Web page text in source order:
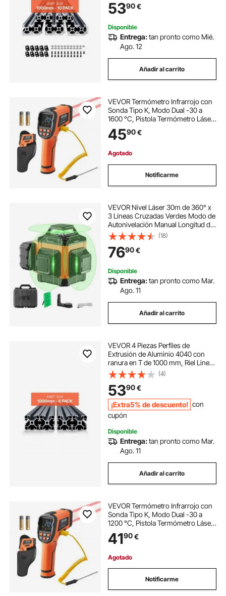
Grabado Láser, Color Negro
5390€
Disponible
Entrega:tan pronto como Mié.
Ago. 12
Añadir al carrito
VEVOR Termómetro Infrarrojo con
Sonda Tipo K, Modo Dual -30 a
1600 °C, Pistola Termómetro Láser
Digital 50:1 con Emisividad de 0,10 a
1,0 para Cocina Industria
Humano)
4590€
Agotado
Notificarme
VEVOR Nivel Láser 30m de 360° x
3 Líneas Cruzadas Verdes Modo de
Autonivelación Manual Longitud de
Onda del Láser 520±10 nm
Precisión de 0,28cm a 10m
Funcionamiento Continuo 8h con
Soporte de Batería
(18)
7690€
Disponible
Entrega:tan pronto como Mar.
Ago. 11
Añadir al carrito
VEVOR 4 Piezas Perfiles de
Extrusión de Aluminio 4040 con
ranura en T de 1000 mm, Riel Lineal
Anodizado de Alta Resistencia para
Impresora 3D, Máquina CNC (DIY),
Grabado Láser, Color Negro
(4)
5390€
¡Extra5% de descuento! con
cupón
Disponible
Entrega:tan pronto como Mar.
Ago. 11
Añadir al carrito
VEVOR Termómetro Infrarrojo con
Sonda Tipo K, Modo Dual -30 a
1200 °C, Pistola Termómetro Láser
Dual Digital 50:1 con Emisividad de
0,10 a 1,0 para Cocina Motor
Humano)
4190€
Agotado
Notificarme